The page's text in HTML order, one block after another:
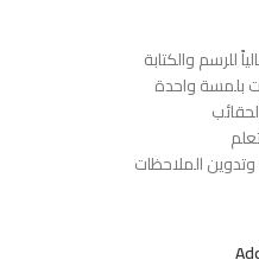
بلمسة واحدة
الملاحظات